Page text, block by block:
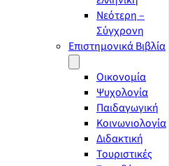
Νεότερη –
Σύγχρονη
Επιστημονικά Βιβλία
Οικονομία
Ψυχολογία
Παιδαγωγική
Κοινωνιολογία
Διδακτική
Τουριστικές